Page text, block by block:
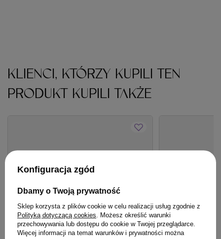
KLIENCI, KTÓRZY KUPILI TEN
PRODUKT KUPILI TAKŻE
Konfiguracja zgód
Dbamy o Twoją prywatność
Sklep korzysta z plików cookie w celu realizacji usług zgodnie z
Polityką dotyczącą cookies. Możesz określić warunki
przechowywania lub dostępu do cookie w Twojej przeglądarce.
Więcej informacji na temat warunków i prywatności można